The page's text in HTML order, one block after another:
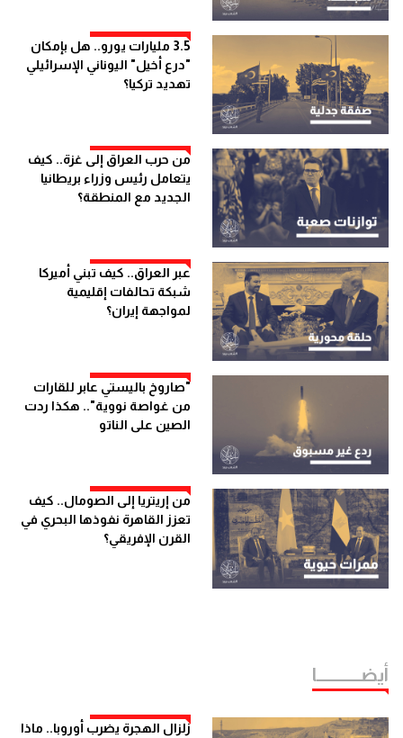
3.5 مليارات يورو.. هل بإمكان
"درع أخيل" اليوناني الإسرائيلي
تهديد تركيا؟
من حرب العراق إلى غزة.. كيف
يتعامل رئيس وزراء بريطانيا
الجديد مع المنطقة؟
عبر العراق.. كيف تبني أميركا
شبكة تحالفات إقليمية
لمواجهة إيران؟
"صاروخ باليستي عابر للقارات
من غواصة نووية".. هكذا ردت
الصين على الناتو
من إريتريا إلى الصومال.. كيف
تعزز القاهرة نفوذها البحري في
القرن الإفريقي؟
أيضــــــــــــا
زلزال الهجرة يضرب أوروبا.. ماذا